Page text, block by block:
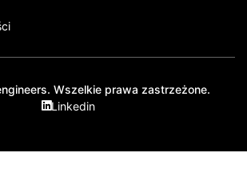
Wszelkie prawa zastrzeżone.
Linkedin